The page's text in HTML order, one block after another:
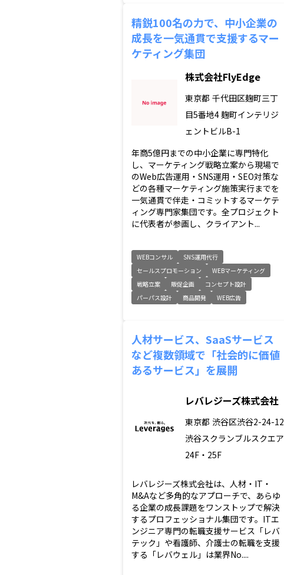
精鋭100名の力で、中小企業の
成長を一気通貫で支援するマー
ケティング集団
株式会社FlyEdge
東京都 千代田区麹町三丁
目5番地4 麹町インテリジ
ェントビルB-1
年商5億円までの中小企業に専門特化
し、マーケティング戦略立案から現場で
のWeb広告運用・SNS運用・SEO対策な
どの各種マーケティング施策実行までを
一気通貫で伴走・コミットするマーケテ
ィング専門家集団です。全プロジェクト
に代表者が参画し、クライアント...
WEBコンサル
SNS運用代行
セールスプロモーション
WEBマーケティング
戦略立案
販促企画
コンセプト設計
パーパス設計
商品開発 WEB広告
人材サービス、SaaSサービス
など複数領域で「社会的に価値
あるサービス」を展開
レバレジーズ株式会社
東京都 渋谷区渋谷2-24-12
渋谷スクランブルスクエア
24F・25F
レバレジーズ株式会社は、人材・IT・
M&Aなど多角的なアプローチで、あらゆ
る企業の成長課題をワンストップで解決
するプロフェッショナル集団です。ITエ
ンジニア専門の転職支援サービス「レバ
テック」や看護師、介護士の転職を支援
する「レバウェル」は業界No....